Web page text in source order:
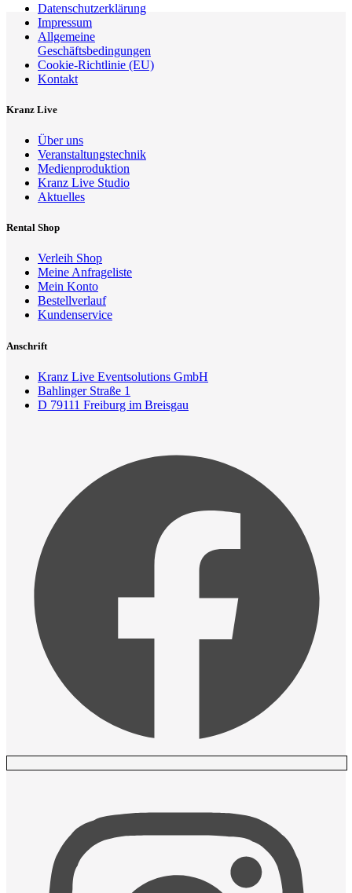
Datenschutzerklärung
Impressum
Allgemeine
Geschäftsbedingungen
Cookie-Richtlinie (EU)
Kontakt
Kranz Live
Über uns
Veranstaltungstechnik
Medienproduktion
Kranz Live Studio
Aktuelles
Rental Shop
Verleih Shop
Meine Anfrageliste
Mein Konto
Bestellverlauf
Kundenservice
Anschrift
Kranz Live Eventsolutions GmbH
Bahlinger Straße 1
D 79111 Freiburg im Breisgau